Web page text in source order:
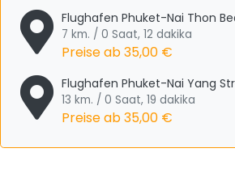
Flughafen Phuket-Nai Thon
7 km. / 0 Saat, 12 dakika
Preise ab35,00 €
Flughafen Phuket-Nai Yang
13 km. / 0 Saat, 19 dakika
Preise ab35,00 €